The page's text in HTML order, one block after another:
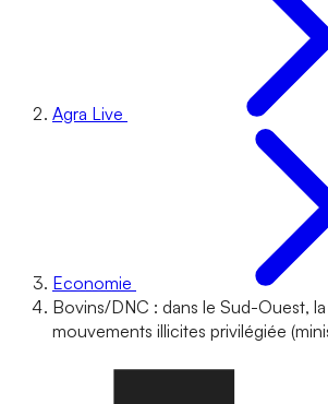
Agra Live
Economie
Bovins/DNC : dans le Sud-Ouest,
mouvements illicites privilégiée